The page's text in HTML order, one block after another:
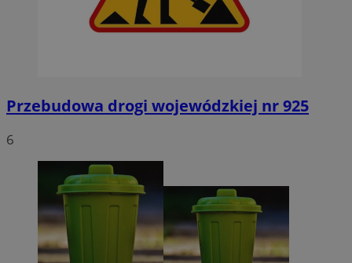
Przebudowa drogi wojewódzkiej nr 925
6